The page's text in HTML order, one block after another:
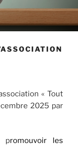
« Tout
2025 par
promouvoir les